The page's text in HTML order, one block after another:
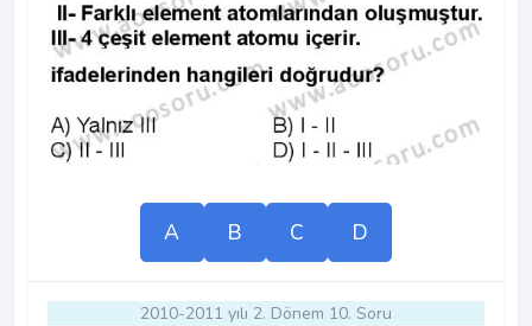
A B C D
2010-2011 yılı 2. Dönem 10. Soru